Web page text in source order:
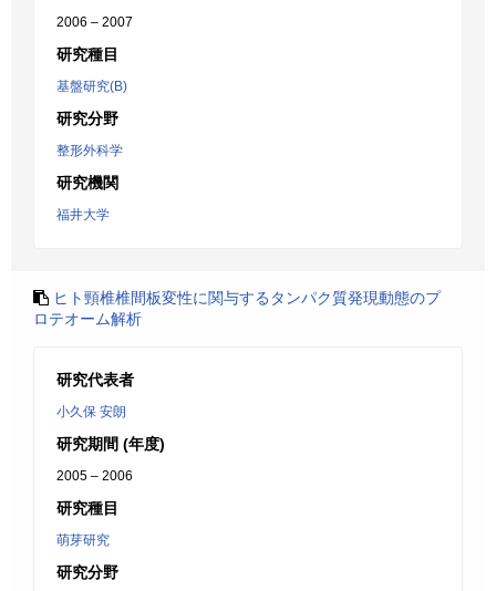
2006 – 2007
研究種目
基盤研究(B)
研究分野
整形外科学
研究機関
福井大学
ヒト頸椎椎間板変性に関与するタンパク質発現動態のプ
ロテオーム解析
研究代表者
小久保 安朗
研究期間 (年度)
2005 – 2006
研究種目
萌芽研究
研究分野